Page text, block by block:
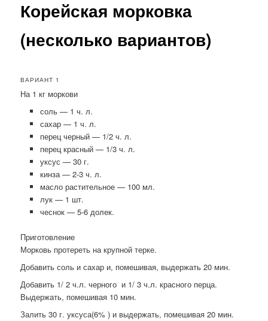
Корейская морковка
(несколько вариантов)
ВАРИАНТ 1
На 1 кг моркови
соль — 1 ч. л.
сахар — 1 ч. л.
перец черный — 1/2 ч. л.
перец красный — 1/3 ч. л.
уксус — 30 г.
кинза — 2-3 ч. л.
масло растительное — 100 мл.
лук — 1 шт.
чеснок — 5-6 долек.
Приготовление
Морковь протереть на крупной терке.
Добавить соль и сахар и, помешивая, выдержать 20 мин.
Добавить 1/ 2 ч.л. черного и 1/ 3 ч.л. красного перца.
Выдержать, помешивая 10 мин.
Залить 30 г. уксуса(6% ) и выдержать, помешивая 20 мин.